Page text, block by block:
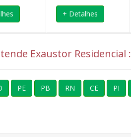
+ Detalhes
Exaustor Residencial :
PE PB RN CE PI